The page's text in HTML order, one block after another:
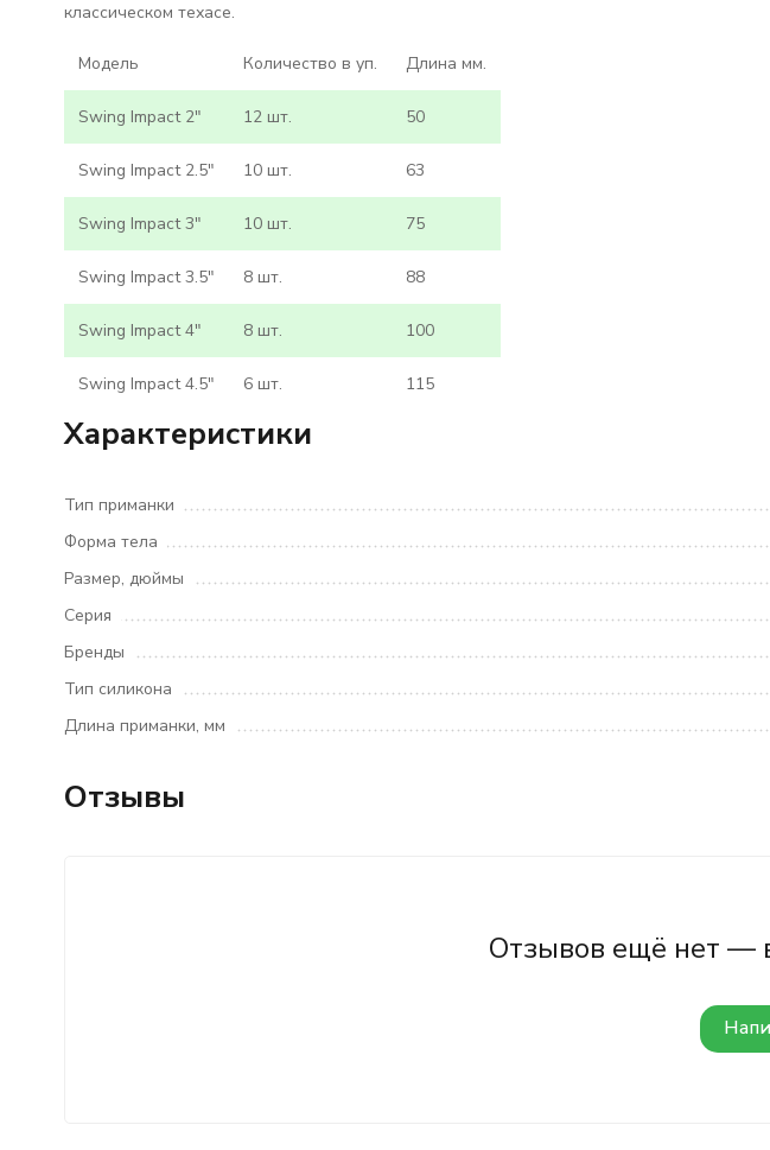
классическом техасе.
Модель Количество в уп. Длина мм.
Swing Impact 2" 12 шт. 50
Swing Impact 2.5" 10 шт. 63
Swing Impact 3" 10 шт. 75
Swing Impact 3.5" 8 шт. 88
Swing Impact 4" 8 шт. 100
Swing Impact 4.5" 6 шт. 115
Характеристики
Тип приманки
Форма тела
Размер, дюймы
Серия
Бренды
Тип силикона
Длина приманки, мм
Отзывы
Отзывов ещё нет —